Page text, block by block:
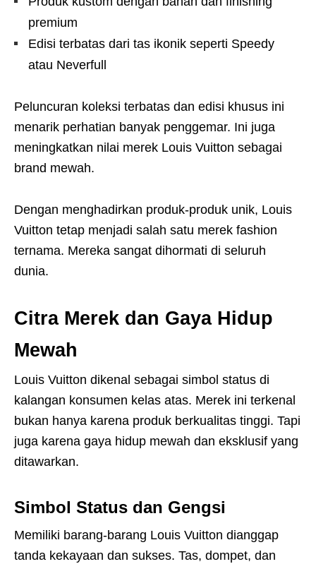
premium
Edisi terbatas dari tas ikonik seperti Speedy
atau Neverfull
Peluncuran koleksi terbatas dan edisi khusus ini
menarik perhatian banyak penggemar. Ini juga
meningkatkan nilai merek Louis Vuitton sebagai
brand mewah.
Dengan menghadirkan produk-produk unik, Louis
Vuitton tetap menjadi salah satu merek fashion
ternama. Mereka sangat dihormati di seluruh
dunia.
Citra Merek dan Gaya Hidup
Mewah
Louis Vuitton dikenal sebagai simbol status di
kalangan konsumen kelas atas. Merek ini terkenal
bukan hanya karena produk berkualitas tinggi. Tapi
juga karena gaya hidup mewah dan eksklusif yang
ditawarkan.
Simbol Status dan Gengsi
Memiliki barang-barang Louis Vuitton dianggap
tanda kekayaan dan sukses. Tas, dompet, dan